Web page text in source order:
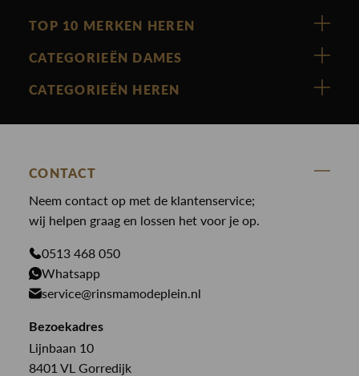
TOP 10 MERKEN HEREN
Vanguard
Cast Iron
State Of Art
Paul en Shark
Genti
PME Legend
Butcher of Blue
Bekijk alle merken >
CATEGORIEËN DAMES
Nieuw binnen
Blouses
Broeken
Gilets
Jassen
Jeans
Jurken
Rokken
CATEGORIEËN HEREN
Broeken
Colberts
Giftcards
Jassen
Overhemden
T-shirts
CONTACT
Neem contact op met de klantenservice;
wij helpen graag en lossen het voor je op.
0513 468 050
Whatsapp
service@rinsmamodeplein.nl
Bezoekadres
Lijnbaan 10
8401 VL Gorredijk